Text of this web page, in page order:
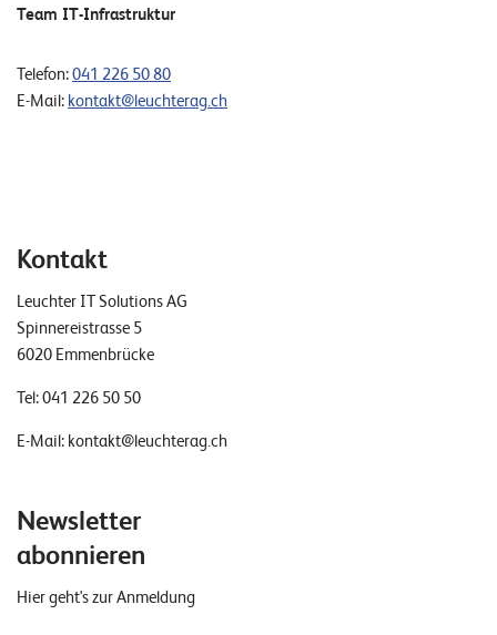
Team IT-Infrastruktur
Telefon:041 226 50 80
E-Mail: kontakt@leuchterag.ch
Kontakt
Leuchter IT Solutions AG
Spinnereistrasse 5
6020 Emmenbrücke
Tel:041 226 50 50
E-Mail: kontakt@leuchterag.ch
Newsletter
abonnieren
Hier geht's zur Anmeldung